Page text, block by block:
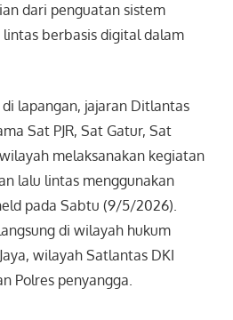
dari penguatan sistem
berbasis digital dalam
lapangan, jajaran Ditlantas
Sat PJR, Sat Gatur, Sat
melaksanakan kegiatan
lalu lintas menggunakan
pada Sabtu (9/5/2026).
di wilayah hukum
wilayah Satlantas DKI
Polres penyangga.